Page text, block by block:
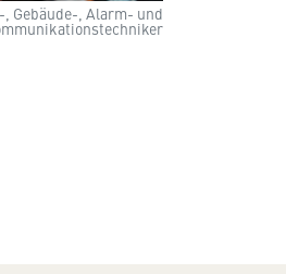
Gebäude-, Alarm- und